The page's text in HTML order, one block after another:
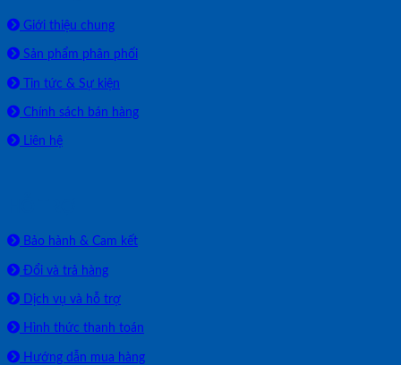
Giới thiệu chung
Sản phẩm phân phối
Tin tức & Sự kiện
Chính sách bán hàng
Liên hệ
Bảo hành & Cam kết
Đổi và trả hàng
Dịch vụ và hỗ trợ
Hình thức thanh toán
Hướng dẫn mua hàng